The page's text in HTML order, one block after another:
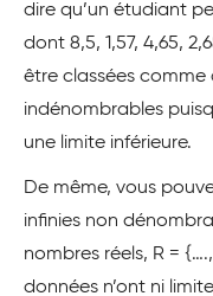
dire qu’un étudiant
dont 8,5, 1,57, 4,65,
être classées comme
indénombrables
une limite inférieure.
De même, vous
infinies non
nombres réels, R =
données n’ont ni